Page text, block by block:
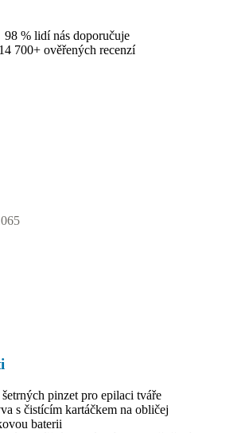
98 % lidí nás doporučuje
14 700+ ověřených recenzí
pinzet pro epilaci tváře
s čistícím kartáčkem na obličej
baterii